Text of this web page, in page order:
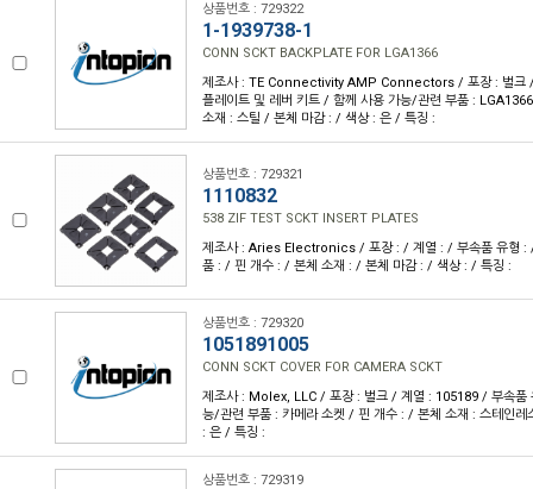
상품번호 : 729322
1-1939738-1
CONN SCKT BACKPLATE FOR LGA1366
제조사 : TE Connectivity AMP Connectors / 포장 : 벌크
플레이트 및 레버 키트 / 함께 사용 가능/관련 부품 :
소재 : 스틸 / 본체 마감 : / 색상 : 은 / 특징 :
상품번호 : 729321
1110832
538 ZIF TEST SCKT INSERT PLATES
제조사 : Aries Electronics / 포장 : / 계열 : / 부속품 유형 :
품 : / 핀 개수 : / 본체 소재 : / 본체 마감 : / 색상 : / 특징 :
상품번호 : 729320
1051891005
CONN SCKT COVER FOR CAMERA SCKT
제조사 : Molex, LLC / 포장 : 벌크 / 계열 : 105189 / 부속품
능/관련 부품 : 카메라 소켓 / 핀 개수 : / 본체 소재 : 스테인
: 은 / 특징 :
상품번호 : 729319